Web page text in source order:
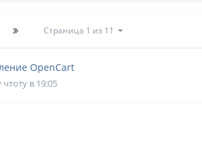
Страница 1 из 11
OpenCart
в 19:05